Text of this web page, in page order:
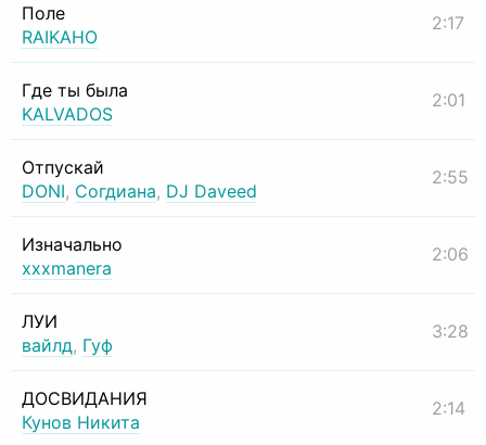
Поле
RAIKAHO
2:17
Где ты была
KALVADOS
2:01
Отпускай
DONI, Согдиана, DJ Daveed
2:55
Изначально
xxxmanera
2:06
ЛУИ
вайлд, Гуф
3:28
ДОСВИДАНИЯ
Кунов Никита
2:14